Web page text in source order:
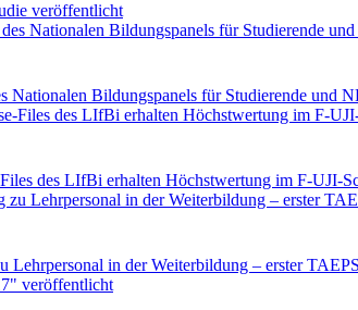
veröffentlicht
Nationalen Bildungspanels für Studierende und
des LIfBi erhalten Höchstwertung im F-UJI-
Lehrpersonal in der Weiterbildung – erster